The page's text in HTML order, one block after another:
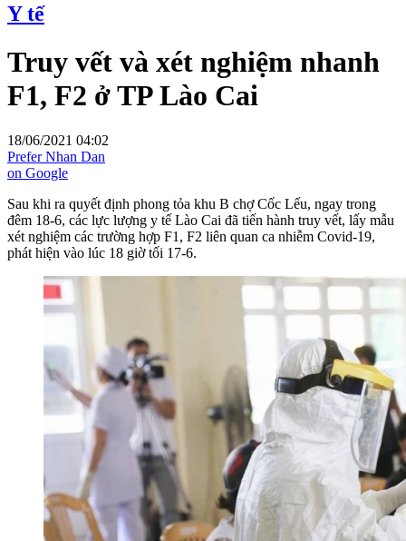
Y tế
Truy vết và xét nghiệm nhanh
F1, F2 ở TP Lào Cai
18/06/2021 04:02
Prefer Nhan Dan
on Google
Sau khi ra quyết định phong tỏa khu B chợ Cốc Lếu, ngay trong
đêm 18-6, các lực lượng y tế Lào Cai đã tiến hành truy vết, lấy mẫu
xét nghiệm các trường hợp F1, F2 liên quan ca nhiễm Covid-19,
phát hiện vào lúc 18 giờ tối 17-6.